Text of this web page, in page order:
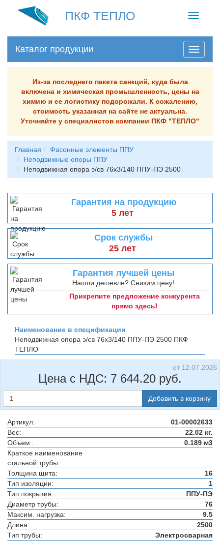
ПКФ ТЕПЛО
Toggle
Каталог продукции
Из-за последнего пакета санкций, куда была
включена и химическая промышленность, цены на
химию и ее логистику подорожали. К сожалению,
стоимость указанная на сайте не актуальна.
Уточняйте у специалистов компании ПКФ "ТЕПЛО"
Главная
Фасонные элементы ППУ
Неподвижные опоры ППУ
Неподвижная опора э/св 76х3/140 ППУ-ПЭ 2500
Гарантия на продукцию
5 лет
Срок службы
25 лет
Гарантия лучшей цены
Нашли дешевле? Снизим цену!
Прикрепите предложение конкурента
прямо здесь!
Наименование в спецификации
Неподвижная опора э/св 76х3/140 ППУ-ПЭ 2500 ПКФ
ТЕПЛО
от 12.07.2026
Цена с НДС: 7 644.20 руб.
Добавить в корзину
Артикул:
01-00002633
Вес:
22.02 кг.
Объем :
0.189 м3
Краткое наименование
стальной трубы:
Толщина щита:
16
Тип изоляции:
1
Тип покрытия:
ППУ-ПЭ
Диаметр трубы:
76
Максим. нагрузка:
9.5
Длина:
2500
Тип трубы:
Электросварная